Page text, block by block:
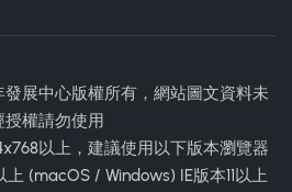
展中心版權所有，網站圖文資料未
授權請勿使用
以上，建議使用以下版本瀏覽器
(macOS / Windows) IE版本11以上